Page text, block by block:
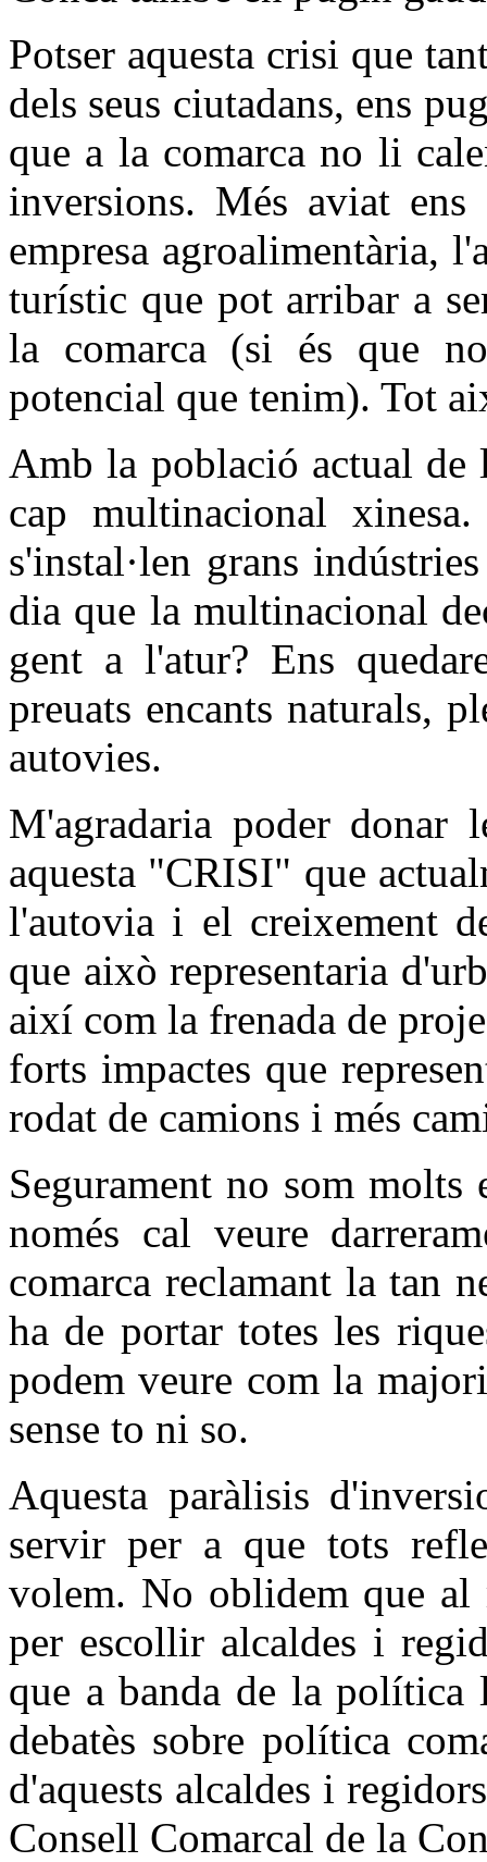
Potser aquesta crisi que
dels seus ciutadans, ens
que a la comarca no li
inversions. Més aviat
empresa agroalimentària,
turístic que pot arribar a
la comarca (si és que
potencial que tenim). Tot
Amb la població actual
cap multinacional
s'instal·len grans
dia que la multinacional
gent a l'atur? Ens
preuats encants naturals,
autovies.
M'agradaria poder donar
aquesta "CRISI" que
l'autovia i el creixement
que això representaria
així com la frenada de
forts impactes que
rodat de camions i més
Segurament no som molts
només cal veure
comarca reclamant la tan
ha de portar totes les
podem veure com la
sense to ni so.
Aquesta paràlisis
servir per a que tots
volem. No oblidem que al
per escollir alcaldes i
que a banda de la política
debatès sobre política
d'aquests alcaldes i
Consell Comarcal de la